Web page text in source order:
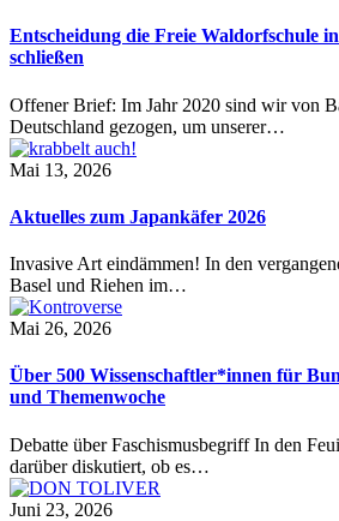
Entscheidung die Freie Waldorfschule
schließen
Offener Brief: Im Jahr 2020 sind wir von
Deutschland gezogen, um unserer…
Mai 13, 2026
Aktuelles zum Japankäfer 2026
Invasive Art eindämmen! In den
Basel und Riehen im…
Mai 26, 2026
Über 500 Wissenschaftler*innen für
und Themenwoche
Debatte über Faschismusbegriff In den
darüber diskutiert, ob es…
Juni 23, 2026